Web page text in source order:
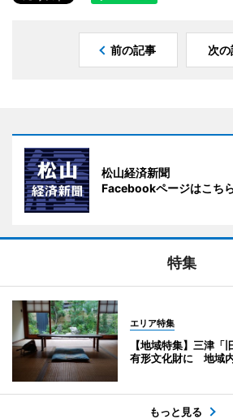
前の記事 次
松山経済新聞
Facebookページはこち
特集
エリア特集
【地域特集】三津「
有形文化財に 地域
もっと見る